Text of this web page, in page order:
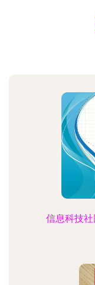
信息科技